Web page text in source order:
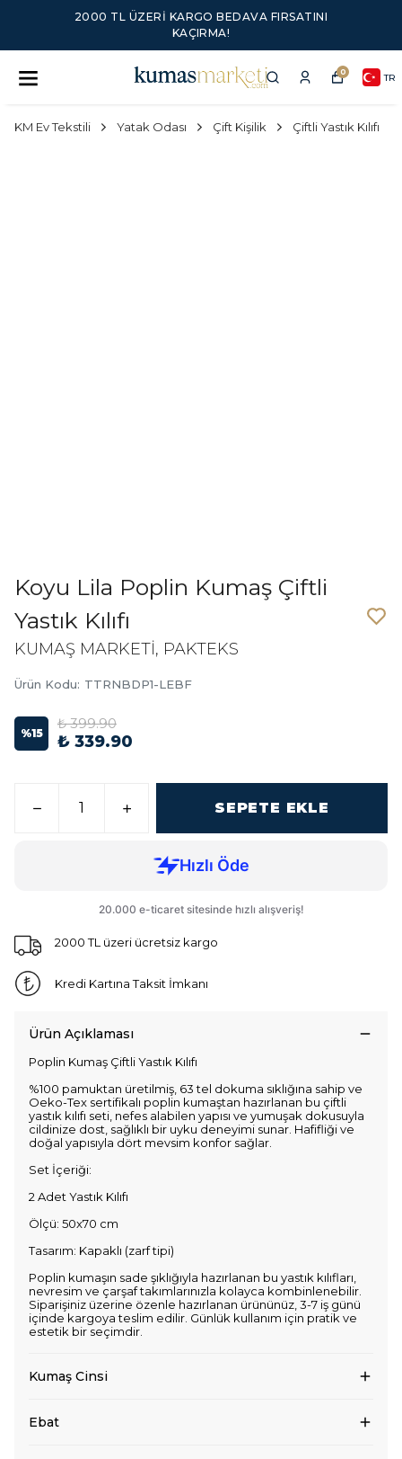
2000 TL ÜZERI KARGO BEDAVA FIRSATINI
KAÇIRMA!
0 TR
KM Ev Tekstili Yatak Odası Çift Kişilik Çiftli Yastık Kılıfı
Koyu Lila Poplin Kumaş Çiftli
Yastık Kılıfı
KUMAŞ MARKETİ, PAKTEKS
Ürün Kodu: TTRNBDP1-LEBF
%15
₺ 399.90
₺ 339.90
SEPETE EKLE
2000 TL üzeri ücretsiz kargo
Kredi Kartına Taksit İmkanı
Ürün Açıklaması
Poplin Kumaş Çiftli Yastık Kılıfı
%100 pamuktan üretilmiş, 63 tel dokuma sıklığına sahip ve
Oeko-Tex sertifikalı poplin kumaştan hazırlanan bu çiftli
yastık kılıfı seti, nefes alabilen yapısı ve yumuşak dokusuyla
cildinize dost, sağlıklı bir uyku deneyimi sunar. Hafifliği ve
doğal yapısıyla dört mevsim konfor sağlar.
Set İçeriği:
2 Adet Yastık Kılıfı
Ölçü: 50x70 cm
Tasarım: Kapaklı (zarf tipi)
Poplin kumaşın sade şıklığıyla hazırlanan bu yastık kılıfları,
nevresim ve çarşaf takımlarınızla kolayca kombinlenebilir.
Siparişiniz üzerine özenle hazırlanan ürününüz, 3-7 iş günü
içinde kargoya teslim edilir. Günlük kullanım için pratik ve
estetik bir seçimdir.
Kumaş Cinsi
Ebat